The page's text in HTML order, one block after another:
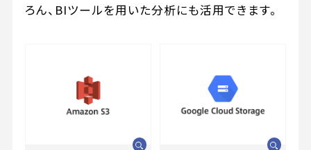
ろん、BIツールを用いた分析にも活用できます。